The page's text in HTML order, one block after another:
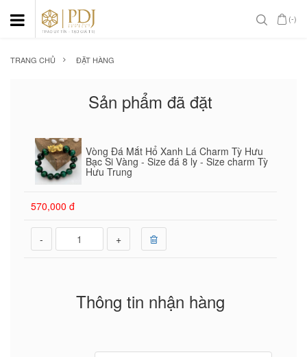
(-)
TRANG CHỦ ĐẶT HÀNG
Sản phẩm đã đặt
Vòng Đá Mắt Hổ Xanh Lá Charm Tỳ Hưu
Bạc Si Vàng - Size đá 8 ly - Size charm Tỳ
Hưu Trung
570,000 đ
- +
Thông tin nhận hàng